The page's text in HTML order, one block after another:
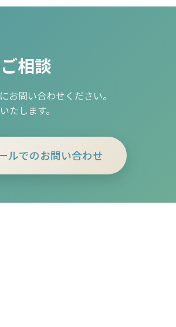
相談
お問い合わせください。
たします。
ルでのお問い合わせ